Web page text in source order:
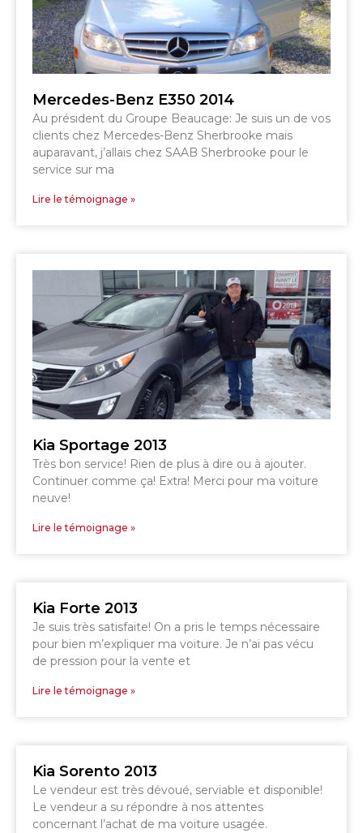
Mercedes-Benz E350 2014
Au président du Groupe Beaucage: Je suis un de vos
clients chez Mercedes-Benz Sherbrooke mais
auparavant, j’allais chez SAAB Sherbrooke pour le
service sur ma
Lire le témoignage »
Kia Sportage 2013
Très bon service! Rien de plus à dire ou à ajouter.
Continuer comme ça! Extra! Merci pour ma voiture
neuve!
Lire le témoignage »
Kia Forte 2013
Je suis très satisfaite! On a pris le temps nécessaire
pour bien m’expliquer ma voiture. Je n’ai pas vécu
de pression pour la vente et
Lire le témoignage »
Kia Sorento 2013
Le vendeur est très dévoué, serviable et disponible!
Le vendeur a su répondre à nos attentes
concernant l’achat de ma voiture usagée.
TÉLÉPHONEZ
SHERBROOKE SHERBROOKE
SHERBROOKE
SHERBROOKE
DRUMMONDVILLE
GRANBY
ST-HYACINTHE
GRANBY